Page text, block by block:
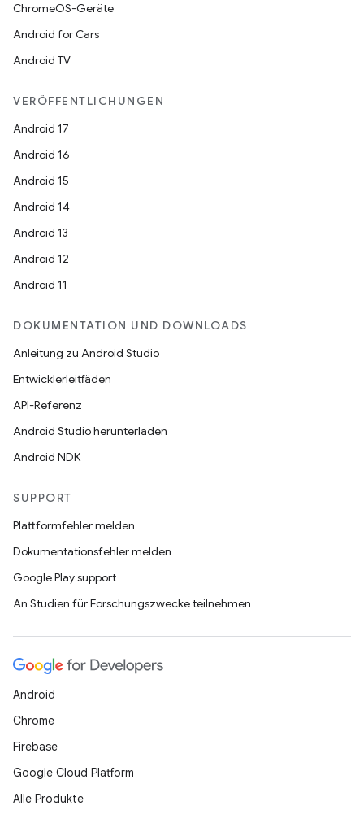
ChromeOS-Geräte
Android for Cars
Android TV
VERÖFFENTLICHUNGEN
Android 17
Android 16
Android 15
Android 14
Android 13
Android 12
Android 11
DOKUMENTATION UND DOWNLOADS
Anleitung zu Android Studio
Entwicklerleitfäden
API-Referenz
Android Studio herunterladen
Android NDK
SUPPORT
Plattformfehler melden
Dokumentationsfehler melden
Google Play support
An Studien für Forschungszwecke teilnehmen
Android
Chrome
Firebase
Google Cloud Platform
Alle Produkte